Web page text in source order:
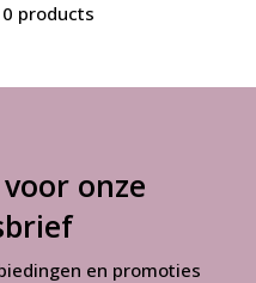
products
onze
en promoties